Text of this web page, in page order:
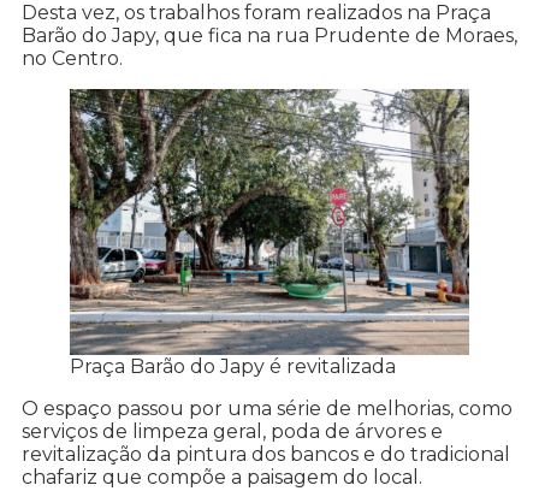
Desta vez, os trabalhos foram realizados na Praça
Barão do Japy, que fica na rua Prudente de Moraes,
no Centro.
Praça Barão do Japy é revitalizada
O espaço passou por uma série de melhorias, como
serviços de limpeza geral, poda de árvores e
revitalização da pintura dos bancos e do tradicional
chafariz que compõe a paisagem do local.